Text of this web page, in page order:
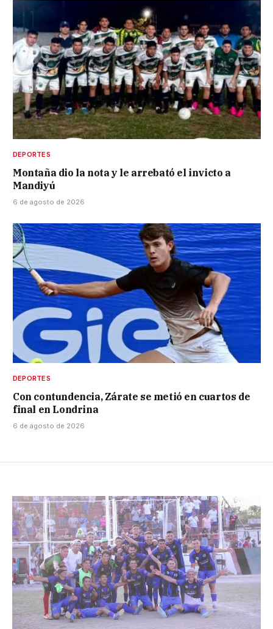
DEPORTES
Montaña dio la nota y le arrebató el invicto a
Mandiyú
6 de agosto de 2026
DEPORTES
Con contundencia, Zárate se metió en cuartos de
final en Londrina
6 de agosto de 2026